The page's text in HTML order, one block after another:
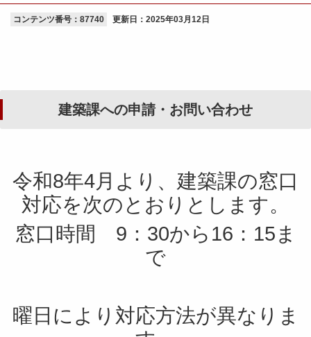
コンテンツ番号：87740 更新日： 2025年03月12日
建築課への申請・お問い合わせ
令和8年4月より、建築課の窓口
対応を次のとおりとします。
窓口時間 9：30から16：15ま
で
曜日により対応方法が異なりま